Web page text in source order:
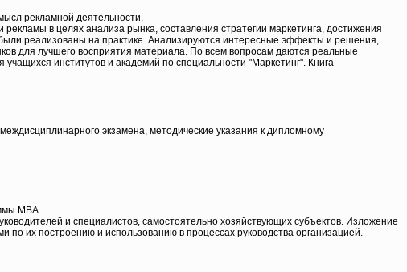
рекламной деятельности.
в целях анализа рынка, составления стратегии маркетинга, достижения
реализованы на практике. Анализируются интересные эффекты и решения,
для лучшего восприятия материала. По всем вопросам даются реальные
институтов и академий по специальности "Маркетинг". Книга
экзамена, методические указания к дипломному
МВА.
и специалистов, самостоятельно хозяйствующих субъектов. Изложение
их построению и использованию в процессах руководства организацией.